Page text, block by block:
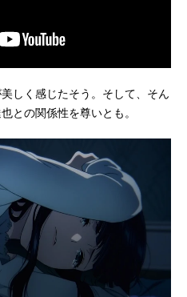
しく感じたそう。そして、そん
との関係性を尊いとも。